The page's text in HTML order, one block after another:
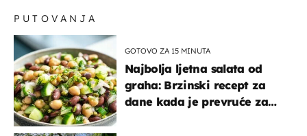
PUTOVANJA
GOTOVO ZA 15 MINUTA
Najbolja ljetna salata od
graha: Brzinski recept za
dane kada je prevruće za